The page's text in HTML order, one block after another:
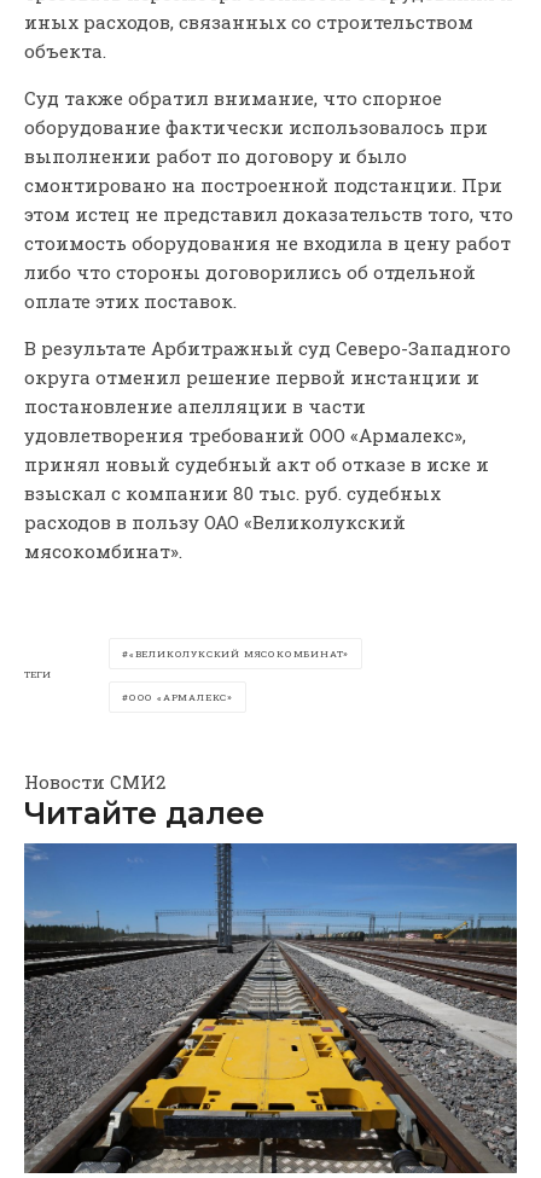
иных расходов, связанных со строительством
объекта.
Суд также обратил внимание, что спорное
оборудование фактически использовалось при
выполнении работ по договору и было
смонтировано на построенной подстанции. При
этом истец не представил доказательств того, что
стоимость оборудования не входила в цену работ
либо что стороны договорились об отдельной
оплате этих поставок.
В результате Арбитражный суд Северо-Западного
округа отменил решение первой инстанции и
постановление апелляции в части
удовлетворения требований ООО «Армалекс»,
принял новый судебный акт об отказе в иске и
взыскал с компании 80 тыс. руб. судебных
расходов в пользу ОАО «Великолукский
мясокомбинат».
ТЕГИ
«ВЕЛИКОЛУКСКИЙ МЯСОКОМБИНАТ»
ООО «АРМАЛЕКС»
Новости СМИ2
Читайте далее